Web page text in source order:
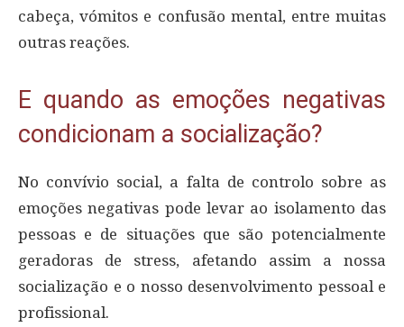
cabeça, vómitos e confusão mental, entre muitas
outras reações.
E quando as emoções negativas
condicionam a socialização?
No convívio social, a falta de controlo sobre as
emoções negativas pode levar ao isolamento das
pessoas e de situações que são potencialmente
geradoras de stress, afetando assim a nossa
socialização e o nosso desenvolvimento pessoal e
profissional.